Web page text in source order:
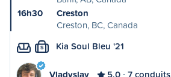
16h30
Creston
Creston, BC, Canada
S Kia Soul Bleu '21
Vladyslav 5,0 7 conduits